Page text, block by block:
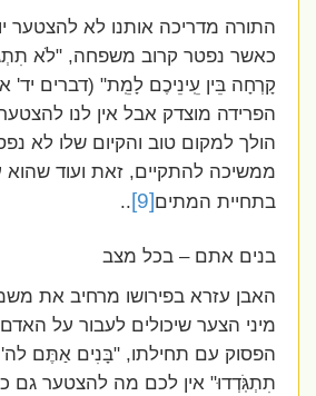
התורה מדריכה אותנו לא להצטער
כאשר נפטר קרוב משפחה, "לֹא
קָרְחָה בֵּין עֵֽינֵיכֶם לָמֵֽת" (דברים יד'
הפרידה מוצדק אבל אין לנו להצטער
הולך למקום טוב והקיום שלו לא
ממשיכה להתקיים, זאת ועוד שהוא
בתחיית המתים[9]
..
בנים אתם – בכל מצב
האבן עזרא בפירושו מרחיב את
מיני הצער שיכולים לעבור על
הפסוק עם תחילתו, "בָּנִים אַתֶּם לה'
תִתְגֹּֽדְדוּ" אין לכם מה להצטער גם